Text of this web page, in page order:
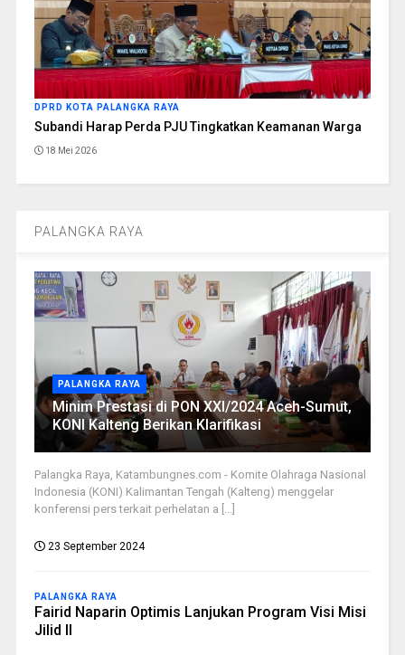
DPRD KOTA PALANGKA RAYA
Subandi Harap Perda PJU Tingkatkan Keamanan Warga
18 Mei 2026
PALANGKA RAYA
PALANGKA RAYA
Minim Prestasi di PON XXI/2024 Aceh-Sumut,
KONI Kalteng Berikan Klarifikasi
Palangka Raya, Katambungnes.com - Komite Olahraga Nasional
Indonesia (KONI) Kalimantan Tengah (Kalteng) menggelar
konferensi pers terkait perhelatan a [...]
23 September 2024
PALANGKA RAYA
Fairid Naparin Optimis Lanjukan Program Visi Misi
Jilid II